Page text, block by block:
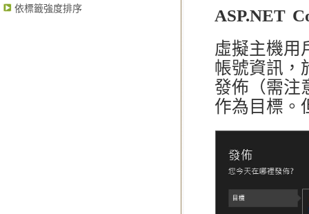
依標籤強度排序
ASP.NET
虛擬主機用
帳號資訊，
發佈（需注
作為目標。